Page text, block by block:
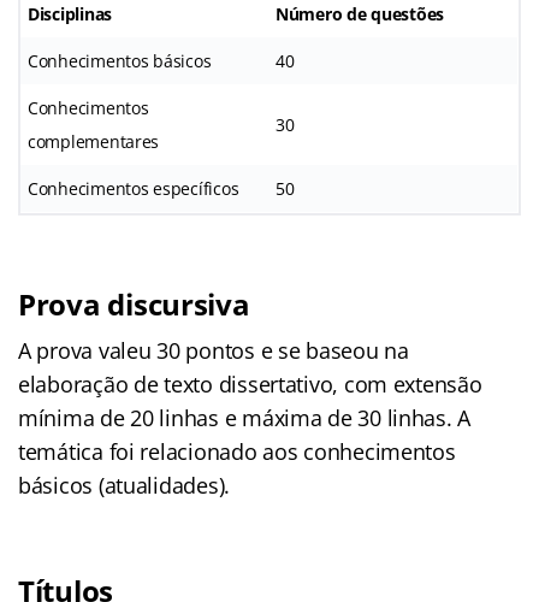
Disciplinas Número de questões
Conhecimentos básicos 40
Conhecimentos
complementares
30
Conhecimentos específicos 50
Prova discursiva
A prova valeu 30 pontos e se baseou na
elaboração de texto dissertativo, com extensão
mínima de 20 linhas e máxima de 30 linhas. A
temática foi relacionado aos conhecimentos
básicos (atualidades).
Títulos